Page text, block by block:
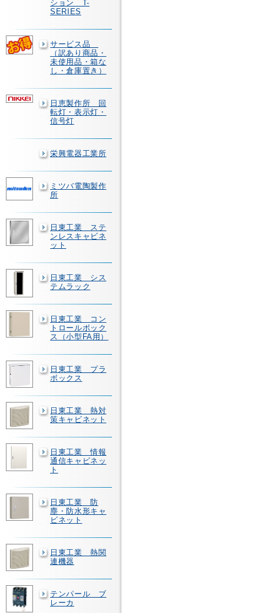
ション T-
SERIES
サービス品
（訳あり商品・
未使用品・箱な
し・倉庫置き）
日恵製作所 回
転灯・表示灯・
信号灯
栄興電器工業所
ミツバ電陶製作
所
日東工業 ステ
ンレスキャビネ
ット
日東工業 シス
テムラック
日東工業 コン
トロールボック
ス（小型FA用）
日東工業 プラ
ボックス
日東工業 熱対
策キャビネット
日東工業 情報
通信キャビネッ
ト
日東工業 防
塵・防水形キャ
ビネット
日東工業 熱関
連機器
テンパール ブ
レーカ